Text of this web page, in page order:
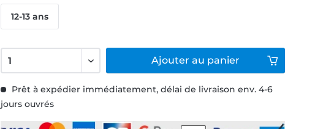
Prêt à expédier immédiatement, délai de livraison env. 4-6
jours ouvrés
12-13 ans
Ajouter au panier